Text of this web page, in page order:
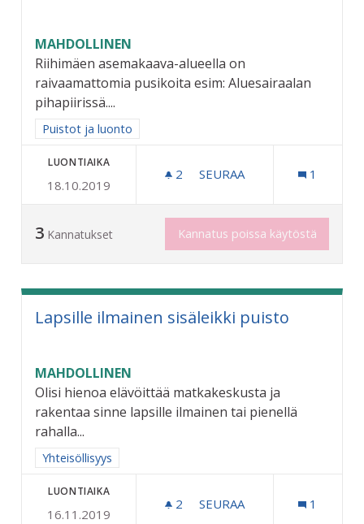
MAHDOLLINEN
Riihimäen asemakaava-alueella on
raivaamattomia pusikoita esim: Aluesairaalan
pihapiirissä....
Rajaa tulokset aihepiirin mukaan: Puistot ja luonto
Puistot ja luonto
LUONTIAIKA
18.10.2019
2 2 SEURAAJAA
SEURAA 1
3 Kannatukset Kannatus poissa käytöstä
Lapsille ilmainen sisäleikki puisto
MAHDOLLINEN
Olisi hienoa elävöittää matkakeskusta ja
rakentaa sinne lapsille ilmainen tai pienellä
rahalla...
Rajaa tulokset aihepiirin mukaan: Yhteisöllisyys
Yhteisöllisyys
LUONTIAIKA
16.11.2019
2 2 SEURAAJAA
SEURAA 1